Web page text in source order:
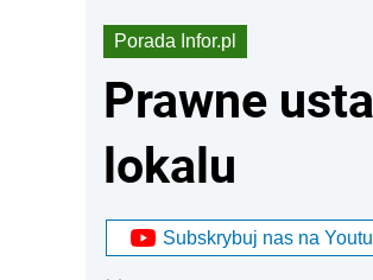
Porada Infor.pl
Prawne
lokalu
Subskrybuj nas na